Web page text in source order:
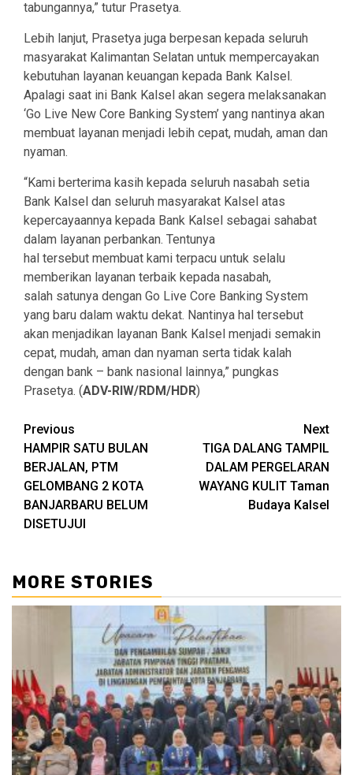
tabungannya,” tutur Prasetya.
Lebih lanjut, Prasetya juga berpesan kepada seluruh
masyarakat Kalimantan Selatan untuk mempercayakan
kebutuhan layanan keuangan kepada Bank Kalsel.
Apalagi saat ini Bank Kalsel akan segera melaksanakan
‘Go Live New Core Banking System’ yang nantinya akan
membuat layanan menjadi lebih cepat, mudah, aman dan
nyaman.
“Kami berterima kasih kepada seluruh nasabah setia
Bank Kalsel dan seluruh masyarakat Kalsel atas
kepercayaannya kepada Bank Kalsel sebagai sahabat
dalam layanan perbankan. Tentunya
hal tersebut membuat kami terpacu untuk selalu
memberikan layanan terbaik kepada nasabah,
salah satunya dengan Go Live Core Banking System
yang baru dalam waktu dekat. Nantinya hal tersebut
akan menjadikan layanan Bank Kalsel menjadi semakin
cepat, mudah, aman dan nyaman serta tidak kalah
dengan bank – bank nasional lainnya,” pungkas
Prasetya. (ADV-RIW/RDM/HDR)
Continue
Reading
Previous
HAMPIR SATU BULAN
BERJALAN, PTM
GELOMBANG 2 KOTA
BANJARBARU BELUM
DISETUJUI
Next
TIGA DALANG TAMPIL
DALAM PERGELARAN
WAYANG KULIT Taman
Budaya Kalsel
MORE STORIES